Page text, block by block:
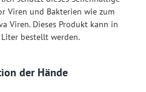
Viren und Bakterien wie zum
Viren. Dieses Produkt kann in
bestellt werden.
der Hände